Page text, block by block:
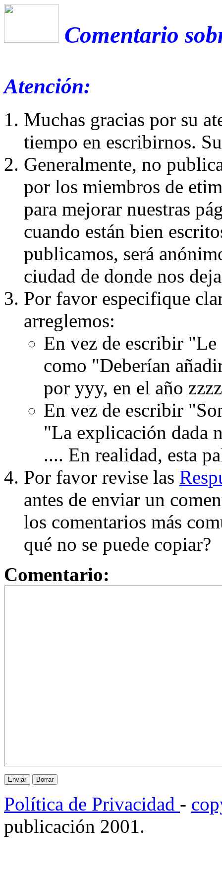
Comentario
Atención:
Muchas gracias por su
tiempo en escribirnos.
Generalmente, no
por los miembros de
para mejorar nuestras
cuando están bien
publicamos, será
ciudad de donde nos
Por favor especifique
arreglemos:
En vez de escribir
como "Deberían
por yyy, en el año
En vez de escribir
"La explicación dada
.... En realidad, esta
Por favor revise las
antes de enviar un
los comentarios más
qué no se puede copiar?
Comentario:
Política de Privacidad -
publicación 2001.